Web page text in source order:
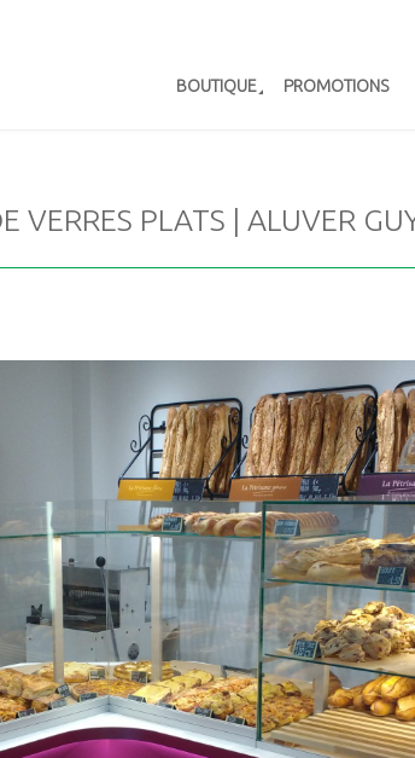
BOUTIQUE PROMOTIONS
VERRES PLATS | ALUVER